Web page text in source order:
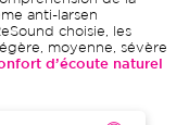
anti-larsen
choisie, les
moyenne, sévère
d’écoute naturel